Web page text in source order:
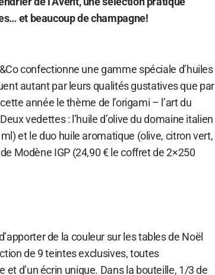
et beaucoup de champagne!
confectionne une gamme spéciale d’huiles
autant par leurs qualités gustatives que par
année le thème de l’origami – l’art du
vedettes : l’huile d’olive du domaine italien
et le duo huile aromatique (olive, citron vert,
Modène IGP (24,90 € le coffret de 2×250
de la couleur sur les tables de Noël
de 9 teintes exclusives, toutes
et d’un écrin unique. Dans la bouteille, 1/3 de